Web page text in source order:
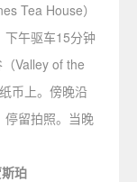
Tea House）
午驱车15分钟
Valley of the
币上。傍晚沿
停留拍照。当晚
珀